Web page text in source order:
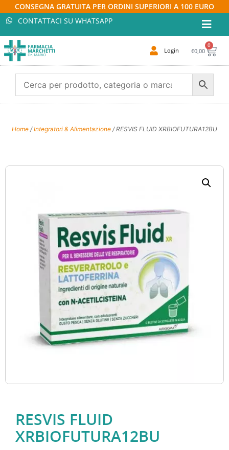
CONSEGNA GRATUITA PER ORDINI SUPERIORI A 100 EURO
CONTATTACI SU WHATSAPP
Login €0,00
0
Home /Integratori & Alimentazione / RESVIS FLUID XRBIOFUTURA12BU
RESVIS FLUID
XRBIOFUTURA12BU